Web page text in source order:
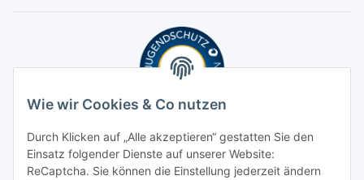
Wie wir Cookies & Co nutzen
Durch Klicken auf „Alle akzeptieren“ gestatten Sie den
Einsatz folgender Dienste auf unserer Website:
ReCaptcha. Sie können die Einstellung jederzeit ändern